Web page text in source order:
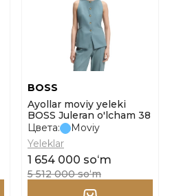
BOSS
Ayollar moviy yeleki
BOSS Juleran o'lcham 38
Цвета:
Moviy
Yeleklar
1 654 000 soʻm
5 512 000 soʻm